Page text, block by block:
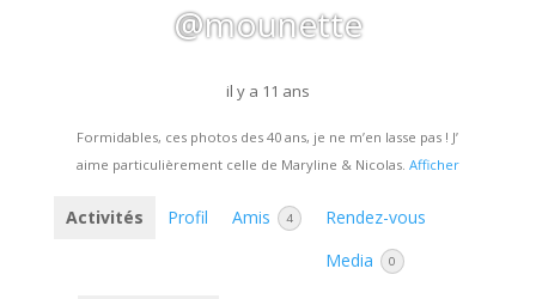
@mounette
il y a 11 ans
Formidables, ces photos des 40 ans, je ne m’en lasse pas ! J’
aime particulièrement celle de Maryline & Nicolas. Afficher
Activités Profil Amis 4
Rendez-vous
Media
0